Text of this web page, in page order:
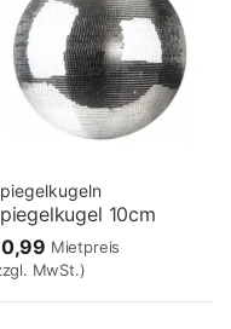
10cm
Mietpreis
MwSt.)